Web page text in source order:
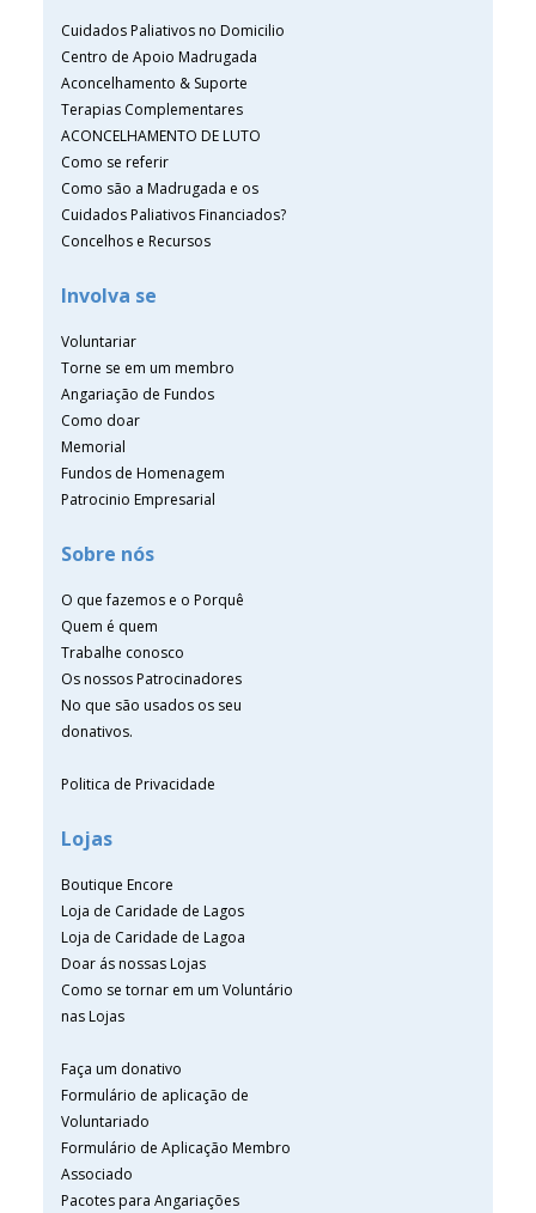
Cuidados Paliativos no Domicilio
Centro de Apoio Madrugada
Aconcelhamento & Suporte
Terapias Complementares
ACONCELHAMENTO DE LUTO
Como se referir
Como são a Madrugada e os
Cuidados Paliativos Financiados?
Concelhos e Recursos
Involva se
Voluntariar
Torne se em um membro
Angariação de Fundos
Como doar
Memorial
Fundos de Homenagem
Patrocinio Empresarial
Sobre nós
O que fazemos e o Porquê
Quem é quem
Trabalhe conosco
Os nossos Patrocinadores
No que são usados os seu
donativos.
Politica de Privacidade
Lojas
Boutique Encore
Loja de Caridade de Lagos
Loja de Caridade de Lagoa
Doar ás nossas Lojas
Como se tornar em um Voluntário
nas Lojas
Faça um donativo
Formulário de aplicação de
Voluntariado
Formulário de Aplicação Membro
Associado
Pacotes para Angariações